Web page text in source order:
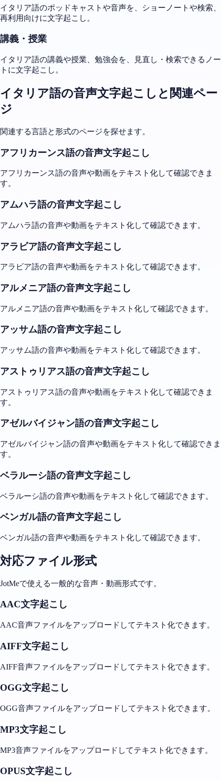
イタリア語のポッドキャストや音声を、ショーノートや検索、
再利用向けに文字起こし。
講義・授業
イタリア語の講義や授業、勉強会を、見直し・検索できるノー
トに文字起こし。
イタリア語の音声文字起こしと関連ペー
ジ
関連する言語と形式のページを探せます。
アフリカーンス語の音声文字起こし
アフリカーンス語の音声や動画をテキスト化して確認できま
す。
アムハラ語の音声文字起こし
アムハラ語の音声や動画をテキスト化して確認できます。
アラビア語の音声文字起こし
アラビア語の音声や動画をテキスト化して確認できます。
アルメニア語の音声文字起こし
アルメニア語の音声や動画をテキスト化して確認できます。
アッサム語の音声文字起こし
アッサム語の音声や動画をテキスト化して確認できます。
アストゥリアス語の音声文字起こし
アストゥリアス語の音声や動画をテキスト化して確認できま
す。
アゼルバイジャン語の音声文字起こし
アゼルバイジャン語の音声や動画をテキスト化して確認できま
す。
ベラルーシ語の音声文字起こし
ベラルーシ語の音声や動画をテキスト化して確認できます。
ベンガル語の音声文字起こし
ベンガル語の音声や動画をテキスト化して確認できます。
対応ファイル形式
JotMeで使える一般的な音声・動画形式です。
AAC文字起こし
AAC音声ファイルをアップロードしてテキスト化できます。
AIFF文字起こし
AIFF音声ファイルをアップロードしてテキスト化できます。
OGG文字起こし
OGG音声ファイルをアップロードしてテキスト化できます。
MP3文字起こし
MP3音声ファイルをアップロードしてテキスト化できます。
OPUS文字起こし